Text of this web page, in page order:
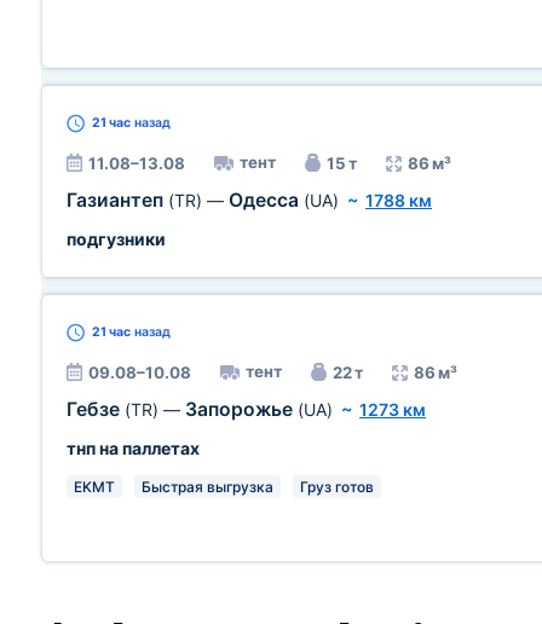
21 час назад
11.08–13.08 тент 15 т 86 м³
Газиантеп (TR) — Одесса (UA) ~ 1788 км
подгузники
21 час назад
09.08–10.08 тент 22 т 86 м³
Гебзе (TR) — Запорожье (UA) ~ 1273 км
тнп на паллетах
EKMT Быстрая выгрузка Груз готов